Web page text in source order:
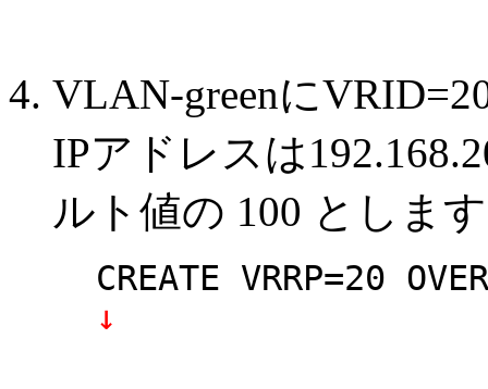
VLAN-greenに
IPアドレスは
ルト値の 100 としま
CREATE VRRP=20
↓